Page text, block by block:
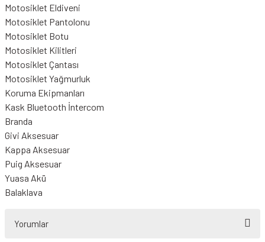
Motosiklet Eldiveni
Motosiklet Pantolonu
Motosiklet Botu
Motosiklet Kilitleri
Motosiklet Çantası
Motosiklet Yağmurluk
Koruma Ekipmanları
Kask Bluetooth İntercom
Branda
Givi Aksesuar
Kappa Aksesuar
Puig Aksesuar
Yuasa Akü
Balaklava
Yorumlar